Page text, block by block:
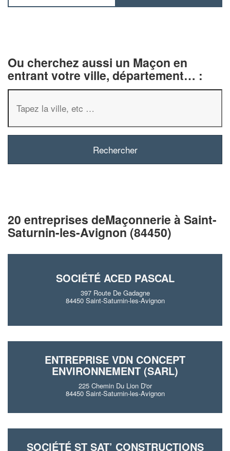
Ou cherchez aussi un Maçon en
entrant votre ville, département… :
20 entreprises deMaçonnerie à Saint-
Saturnin-les-Avignon (84450)
SOCIÉTÉ ACED PASCAL
397 Route De Gadagne
84450 Saint-Saturnin-les-Avignon
ENTREPRISE VDN CONCEPT
ENVIRONNEMENT (SARL)
225 Chemin Du Lion D'or
84450 Saint-Saturnin-les-Avignon
SOCIÉTÉ ST SAT’ CONSTRUCTIONS